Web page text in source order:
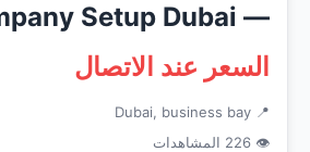
Setup Dubai —
Business ...
السعر عند الاتصال
📍 Dubai, business bay
👁 226 المشاهدات